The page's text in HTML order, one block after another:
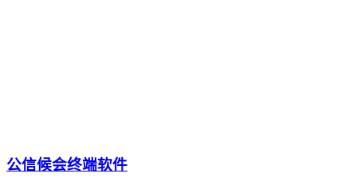
公信候会终端软件